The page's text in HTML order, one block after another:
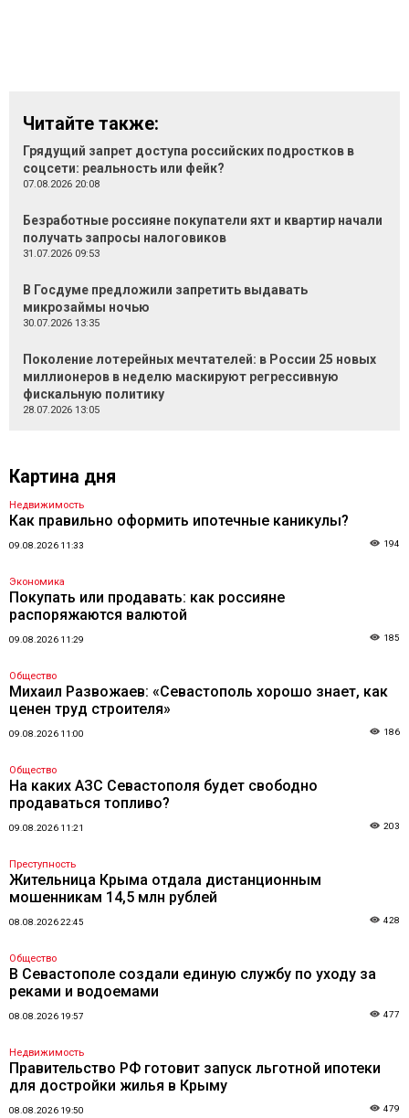
Читайте также:
Грядущий запрет доступа российских подростков в
соцсети: реальность или фейк?
07.08.2026 20:08
Безработные россияне покупатели яхт и квартир начали
получать запросы налоговиков
31.07.2026 09:53
В Госдуме предложили запретить выдавать
микрозаймы ночью
30.07.2026 13:35
Поколение лотерейных мечтателей: в России 25 новых
миллионеров в неделю маскируют регрессивную
фискальную политику
28.07.2026 13:05
Картина дня
Недвижимость
Как правильно оформить ипотечные каникулы?
09.08.2026 11:33 194
Экономика
Покупать или продавать: как россияне
распоряжаются валютой
09.08.2026 11:29 185
Общество
Михаил Развожаев: «Севастополь хорошо знает, как
ценен труд строителя»
09.08.2026 11:00 186
Общество
На каких АЗС Севастополя будет свободно
продаваться топливо?
09.08.2026 11:21 203
Преступность
Жительница Крыма отдала дистанционным
мошенникам 14,5 млн рублей
08.08.2026 22:45 428
Общество
В Севастополе создали единую службу по уходу за
реками и водоемами
08.08.2026 19:57 477
Недвижимость
Правительство РФ готовит запуск льготной ипотеки
для достройки жилья в Крыму
08.08.2026 19:50 479